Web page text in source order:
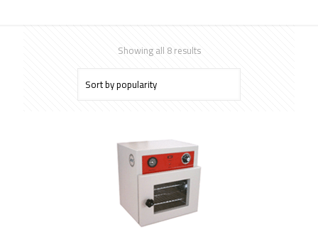
Showing all 8 resultsSorted